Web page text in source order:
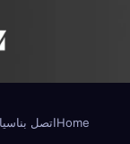
Homeاتصل بنا